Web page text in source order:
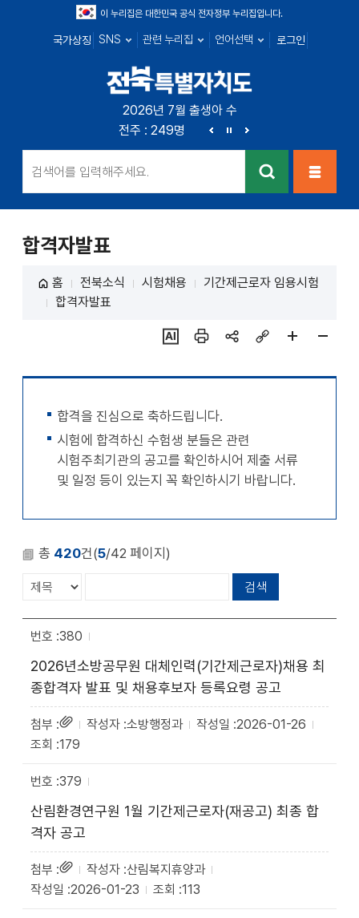
전북특별자치
도
2026년 7월 출생아 수
전주 : 249명 군산 : 89명
이 누리집은 대한민국 공식 전자정부 누리집입니다.
국가상징 SNS 관련 누리집 언어선택 로그인
합격자발표
홈 전북소식 시험채용
기간제근로자 임용시험
합격자발표
합격을 진심으로 축하드립니다.
시험에 합격하신 수험생 분들은 관련
시험주최기관의 공고를 확인하시어 제출 서류
및 일정 등이 있는지 꼭 확인하시기 바랍니다.
총 420건(5/42 페이지)
380
2026년소방공무원 대체인력(기간제근로자)채용 최
종합격자 발표 및 채용후보자 등록요령 공고
소방행정과
2026-01-26
179
379
산림환경연구원 1월 기간제근로자(재공고) 최종 합
격자 공고
산림복지휴양과
2026-01-23
113